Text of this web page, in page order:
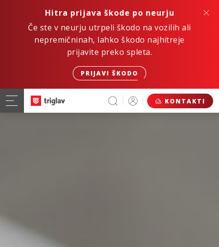
Hitra prijava škode po neurju
Če ste v neurju utrpeli škodo na vozilih ali
nepremičninah, lahko škodo najhitreje
prijavite preko spleta.
PRIJAVI ŠKODO
KONTAKTI